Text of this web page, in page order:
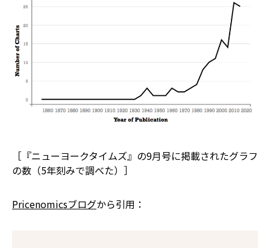
［『ニューヨークタイムズ』の9月号に掲載されたグラフ
の数（5年刻みで調べた）］
Pricenomicsブログから引用：